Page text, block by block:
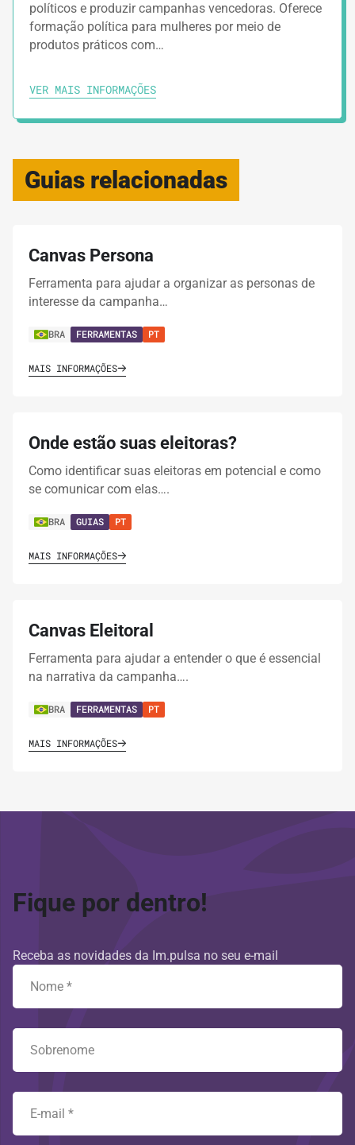
políticos e produzir campanhas vencedoras. Oferece
formação política para mulheres por meio de
produtos práticos com…
VER MAIS INFORMAÇÕES
Guias relacionadas
Canvas Persona
Ferramenta para ajudar a organizar as personas de
interesse da campanha…
BRA FERRAMENTAS PT
MAIS INFORMAÇÕES
Onde estão suas eleitoras?
Como identificar suas eleitoras em potencial e como
se comunicar com elas….
BRA GUIAS PT
MAIS INFORMAÇÕES
Canvas Eleitoral
Ferramenta para ajudar a entender o que é essencial
na narrativa da campanha….
BRA FERRAMENTAS PT
MAIS INFORMAÇÕES
Fique por dentro!
Receba as novidades da Im.pulsa no seu e-mail